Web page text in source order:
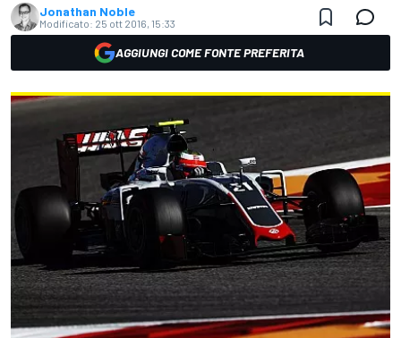
Jonathan Noble
Modificato: 25 ott 2016, 15:33
AGGIUNGI COME FONTE PREFERITA